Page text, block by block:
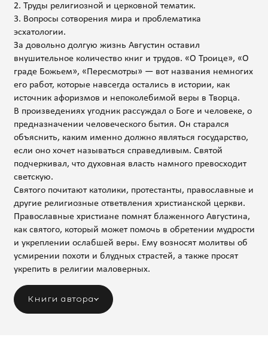
2. Труды религиозной и церковной тематик.
3. Вопросы сотворения мира и проблематика
эсхатологии.
За довольно долгую жизнь Августин оставил
внушительное количество книг и трудов. «О Троице», «О
граде Божьем», «Пересмотры» — вот названия немногих
его работ, которые навсегда остались в истории, как
источник афоризмов и непоколебимой веры в Творца.
В произведениях угодник рассуждал о Боге и человеке, о
предназначении человеческого бытия. Он старался
объяснить, каким именно должно являться государство,
если оно хочет называться справедливым. Святой
подчеркивал, что духовная власть намного превосходит
светскую.
Святого почитают католики, протестанты, православные и
другие религиозные ответвления христианской церкви.
Православные христиане помнят блаженного Августина,
как святого, который может помочь в обретении мудрости
и укреплении ослабшей веры. Ему возносят молитвы об
усмирении похоти и блудных страстей, а также просят
укрепить в религии маловерных.
Книги автора